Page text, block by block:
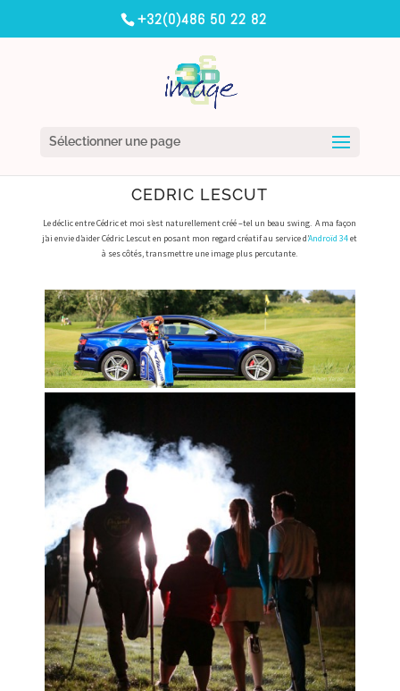
+32(0)486 50 22 82
Sélectionner une page
CEDRIC LESCUT
Le déclic entre Cédric et moi s’est naturellement créé –tel un beau swing. A ma façon
j’ai envie d’aider Cédric Lescut en posant mon regard créatif au service d’Androïd 34et
à ses côtés, transmettre une image plus percutante.